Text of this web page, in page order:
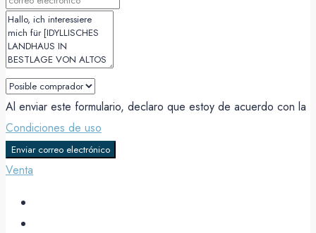
Al enviar este formulario, declaro que estoy de acuerdo con la
Condiciones de uso
Enviar correo electrónico
Venta